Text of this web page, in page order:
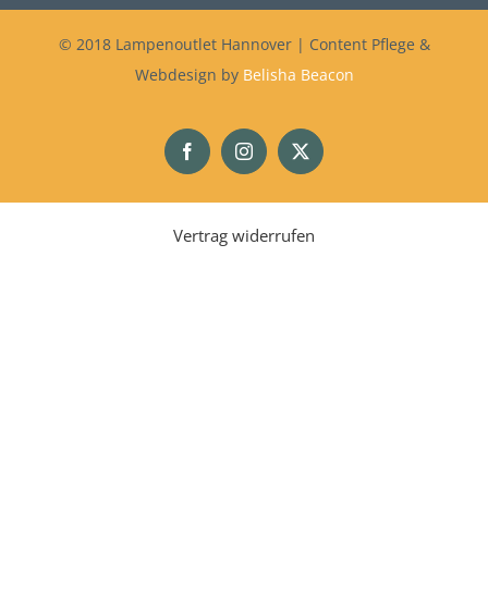
© 2018 Lampenoutlet Hannover | Content Pflege &
Webdesign by Belisha Beacon
FacebookInstagram
X
Vertrag widerrufen